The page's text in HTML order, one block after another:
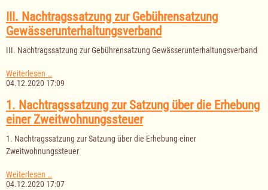
Erhebung
einer
Hundesteuer
III. Nachtragssatzung zur Gebührensatzung
Gewässerunterhaltungsverband
III. Nachtragssatzung zur Gebührensatzung Gewässerunterhaltungsverband
Weiterlesen …
Nachtragssatzung
Gebührensatzung
Gewässerunterhaltungsverband
04.12.2020 17:09
1. Nachtragssatzung zur Satzung über die Erhebung
einer Zweitwohnungssteuer
1. Nachtragssatzung zur Satzung über die Erhebung einer
Zweitwohnungssteuer
Weiterlesen …1.
Nachtragssatzung
04.12.2020 17:07